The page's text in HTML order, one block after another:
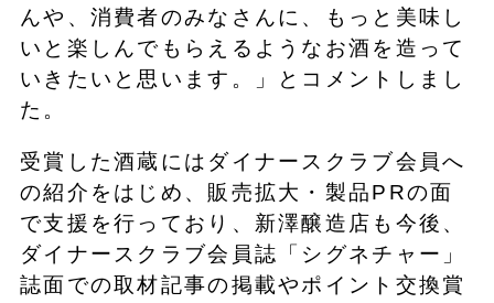
んや、消費者のみなさんに、もっと美味し
いと楽しんでもらえるようなお酒を造って
いきたいと思います。」とコメントしまし
た。
受賞した酒蔵にはダイナースクラブ会員へ
の紹介をはじめ、販売拡大・製品PRの面
で支援を行っており、新澤醸造店も今後、
ダイナースクラブ会員誌「シグネチャー」
誌面での取材記事の掲載やポイント交換賞